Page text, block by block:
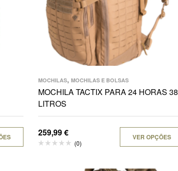
MOCHILAS, MOCHILAS E BOLSAS
MOCHILA TACTIX PARA 24 HORAS 38
LITROS
259,99€
(0)
VER OPÇÕES